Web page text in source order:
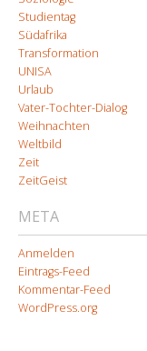
Studientag
Südafrika
Transformation
UNISA
Urlaub
Vater-Tochter-Dialog
Weihnachten
Weltbild
Zeit
ZeitGeist
META
Anmelden
Eintrags-Feed
Kommentar-Feed
WordPress.org